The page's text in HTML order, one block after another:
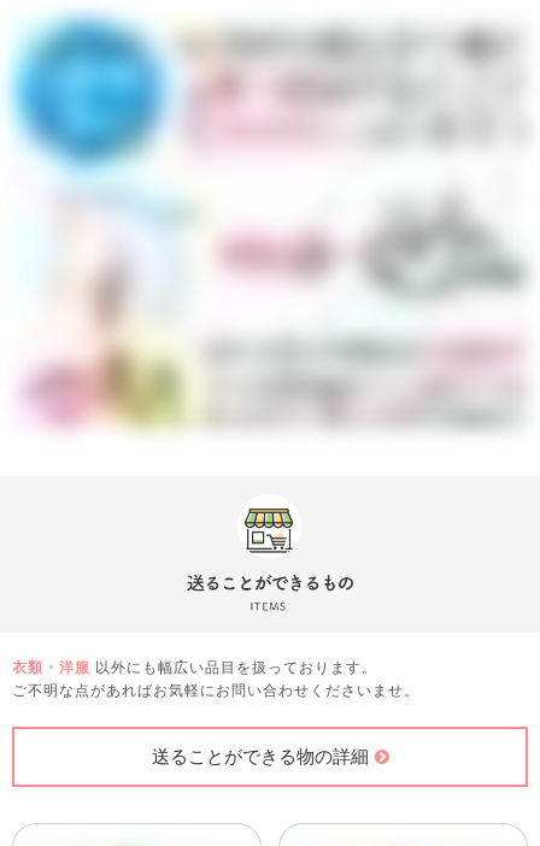
衣類・洋服 以外にも幅広い品目を扱っております。
ご不明な点があればお気軽にお問い合わせくださいませ。
送ることができる物の詳細